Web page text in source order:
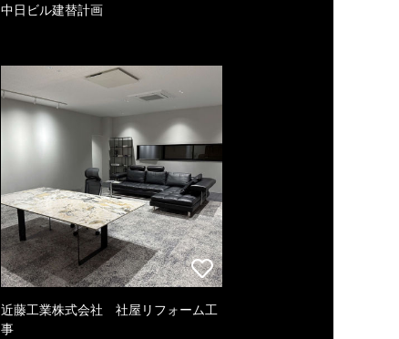
中日ビル建替計画
近藤工業株式会社 社屋リフォーム工
事